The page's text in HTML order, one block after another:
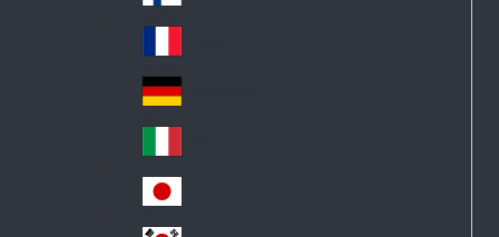
ark
Fin
d
Fra
nc
e
Ge
an
y
Ital
y
Jap